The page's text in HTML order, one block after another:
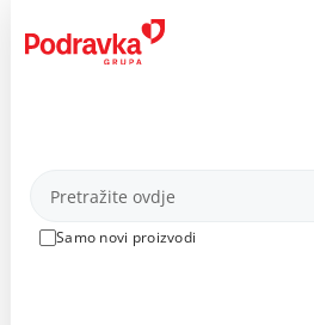
content
Proizvodi
Samo novi proizvodi